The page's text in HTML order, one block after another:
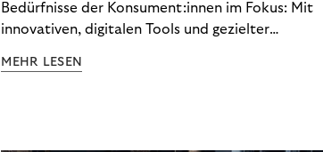
Bedürfnisse der Konsument:innen im Fokus: Mit
innovativen, digitalen Tools und gezielter
ein Leben in finanzieller Freiheit zu führen. So
MEHR LESEN